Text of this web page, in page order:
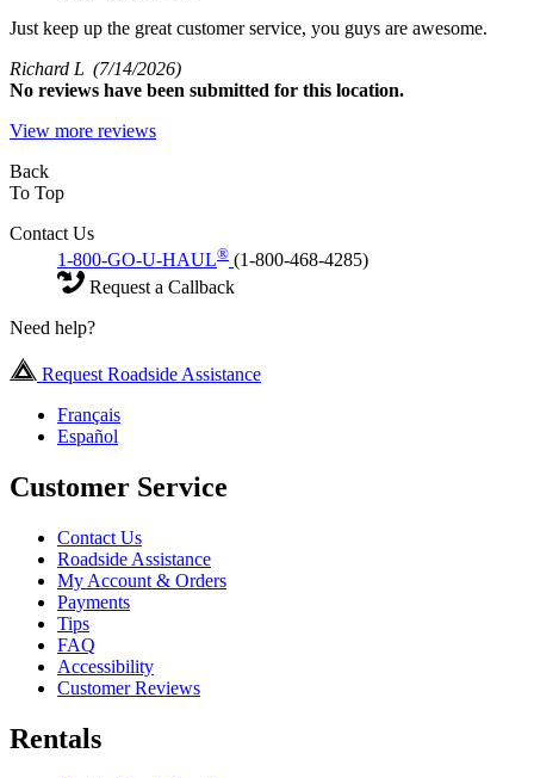
Just keep up the great customer service, you guys are awesome.
Richard L (7/14/2026)
No reviews have been submitted for this location.
View more reviews
Back
To Top
Contact Us
1-800-GO-U-HAUL® (1-800-468-4285)
Request a Callback
Need help?
Request Roadside Assistance
Français
Español
Customer Service
Contact Us
Roadside Assistance
My Account & Orders
Payments
Tips
FAQ
Accessibility
Customer Reviews
Rentals